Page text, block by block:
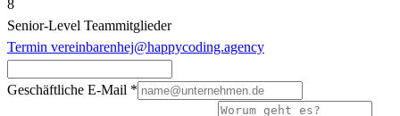
8
Senior‑Level Teammitglieder
Termin vereinbarenhej@happycoding.agency
Geschäftliche E-Mail *